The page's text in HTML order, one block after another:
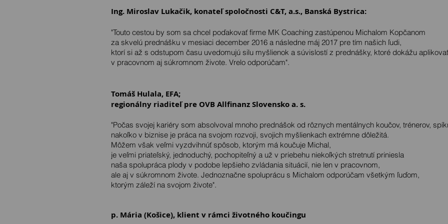
Ing. Miroslav Lukačik, konateľ spoločnosti C&T, a.s., Banská Bystrica:
"Touto cestou by som sa chcel poďakovať firme MK Coaching zastúpenou Michalom Kopčanom
za skvelú prednášku v mesiaci december 2016 a následne máj 2017 pre tím našich ľudi,
ktorí si až s odstupom času uvedomujú silu myšlienok a súvislostí z prednášky, ktoré dokážu aplikovať
v pracovnom aj súkromnom živote. Vrelo odporúčam".
Tomáš Hulala, EFA;
regionálny riaditeľ pre OVB Allfinanz Slovensko a. s.
"Počas svojej kariéry som absolvoval mnoho prednášok od rôznych mentálnych koučov, trénerov,
nakoľko v biznise je práca na svojom rozvoji, svojich myšlienkach extrémne dôležitá.
Môžem však veľmi vyzdvihnúť spôsob, ktorým má koučuje Michal,
je veľmi priateľský, jednoduchý, pochopiteľný a už v priebehu niekoľkých stretnutí priniesla
naša spolupráca plody v podobe lepšieho zvládania situácií, nie len v pracovnom,
ale aj v súkromnom živote. Jednoznačne spoluprácu s Michalom odporúčam všetkým ľuďom,
ktorým záleží na svojom živote".
p. Mária (Košice), klient v rámci životného koučingu